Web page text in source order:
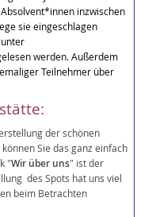
inzwischen
sie eingeschlagen
werden. Außerdem
Teilnehmer über
der schönen
Sie das ganz einfach
"Wir über uns" ist der
des Spots hat uns viel
beim Betrachten